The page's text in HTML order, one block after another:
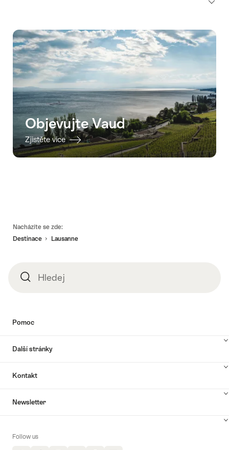
Objevujte Vaud
Zjistěte více
Nacházíte se zde:
Destinace
Lausanne
HledejHledej
Pomoc
Další stránky
Kontakt
Newsletter
Follow us